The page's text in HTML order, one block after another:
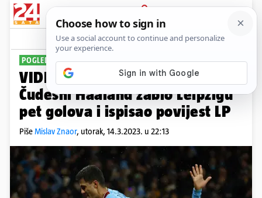
PRIJAVA
Sport Komentari
POGLEDAJTE GOLOVE
VIDEO Čovjek nije normalan!
Čudesni Haaland zabio Leipzigu
pet golova i ispisao povijest LP
PišeMislav Znaor, utorak, 14.3.2023. u 22:13